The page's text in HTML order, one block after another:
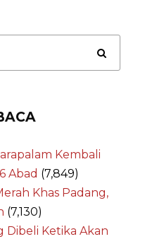
Kembali
Abad (7,849)
Khas Padang,
(7,130)
Dibeli Ketika Akan